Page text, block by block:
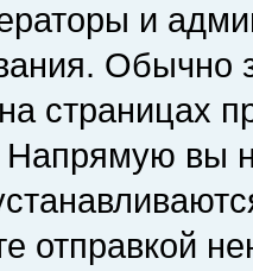
и
Обычно
страницах
Напрямую вы
отправкой